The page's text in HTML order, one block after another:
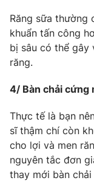
Thị trường
Tư vấn
Lịch phát sóng
Chuyên mục khác
Emagazine
Photo
Video
Răng sữa thường
khuẩn tấn công
bị sâu có thể gây
răng.
4/ Bàn chải cứng
Thực tế là bạn
sĩ thậm chí còn
cho lợi và men
nguyên tắc đơn
thay mới bàn